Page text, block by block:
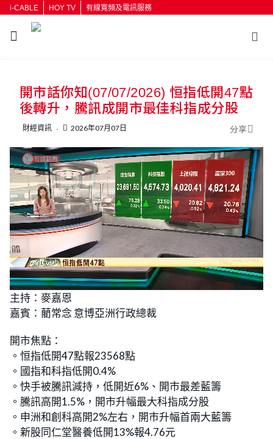
i-CABLE HOY TV 有線寬頻及電訊服務
按輸入鍵開始搜尋
開市話你知(07/07/2026) 恒指低開47點
後轉升，騰訊成開市最佳科指成分股
財經資訊 2026年07月07日 分享
U
n
m
u
t
e
L
o
e
d
1
%
主持：麥嘉恩
嘉賓：藺常念 意博亞洲行政總裁
開市焦點：
。恒指低開47點報23568點
。國指和科指低開0.4%
。快手被騰訊減持，低開近6%、開市最差藍籌
。騰訊高開1.5%，開市升幅最大科指成分股
。申洲和創科高開2%左右，開市升幅首兩大藍籌
。新股同仁堂醫養低開13%報4.76元